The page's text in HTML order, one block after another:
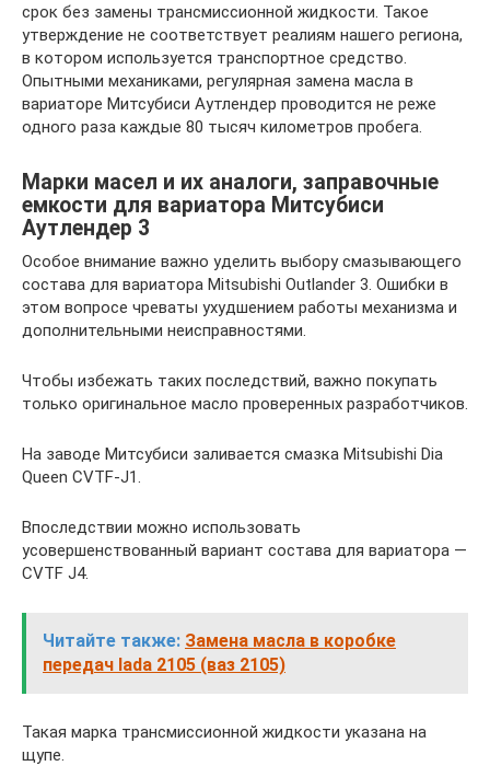
срок без замены трансмиссионной жидкости. Такое
утверждение не соответствует реалиям нашего региона,
в котором используется транспортное средство.
Опытными механиками, регулярная замена масла в
вариаторе Митсубиси Аутлендер проводится не реже
одного раза каждые 80 тысяч километров пробега.
Марки масел и их аналоги, заправочные
емкости для вариатора Митсубиси
Аутлендер 3
Особое внимание важно уделить выбору смазывающего
состава для вариатора Mitsubishi Outlander 3. Ошибки в
этом вопросе чреваты ухудшением работы механизма и
дополнительными неисправностями.
Чтобы избежать таких последствий, важно покупать
только оригинальное масло проверенных разработчиков.
На заводе Митсубиси заливается смазка Mitsubishi Dia
Queen CVTF-J1.
Впоследствии можно использовать
усовершенствованный вариант состава для вариатора —
CVTF J4.
Читайте также: Замена масла в коробке
передач lada 2105 (ваз 2105)
Такая марка трансмиссионной жидкости указана на
щупе.